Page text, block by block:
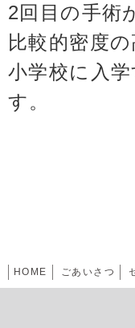
2回目の手術
比較的密度
小学校に入
す。
HOME ごあいさつ